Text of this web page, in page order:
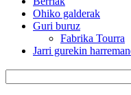
Ohiko galderak
Guri buruz
Fabrika Tourra
Jarri gurekin